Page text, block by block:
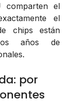
comparten el
el
chips están
años de
por